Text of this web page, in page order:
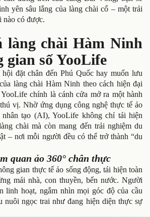
yên sâu lắng của làng chài cổ – một trải
nào có được.
làng chài Hàm Ninh
gian số YooLife
đặt chân đến Phú Quốc hay muốn lưu
làng chài Hàm Ninh theo cách hiện đại
chính là cánh cửa mở ra một hành
vị. Nhờ ứng dụng công nghệ thực tế ảo
tạo (AI), YooLife không chỉ tái hiện
chài mà còn mang đến trải nghiệm du
– nơi mỗi người đều có thể trở thành “du
quan ảo 360° chân thực
gian thực tế ảo sống động, tái hiện toàn
mái nhà, con thuyền, bến nước. Người
linh hoạt, ngắm nhìn mọi góc độ của cầu
nuôi ngọc trai như đang hiện diện thực sự